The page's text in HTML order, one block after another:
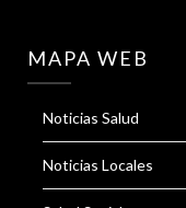
MAPA WEB
Noticias Salud
Noticias Locales